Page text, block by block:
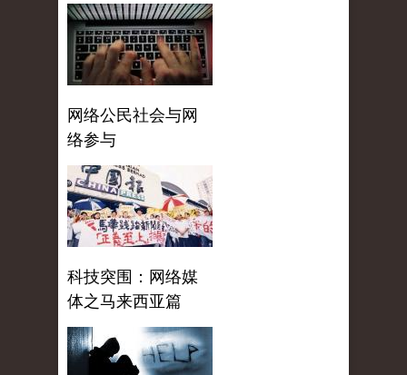
网络公民社会与网
络参与
科技突围：网络媒
体之马来西亚篇